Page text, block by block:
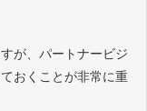
が、パートナービジ
おくことが非常に重